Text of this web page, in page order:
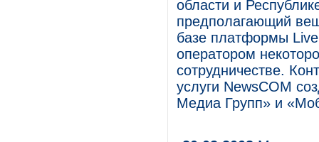
области и
предполагающий
базе платформы
оператором
сотрудничестве.
услуги NewsCOM
Медиа Групп» и